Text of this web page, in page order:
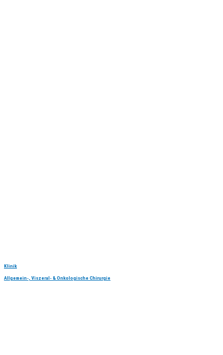
Klinik
Allgemein-, Viszeral- & Onkologische Chirurgie